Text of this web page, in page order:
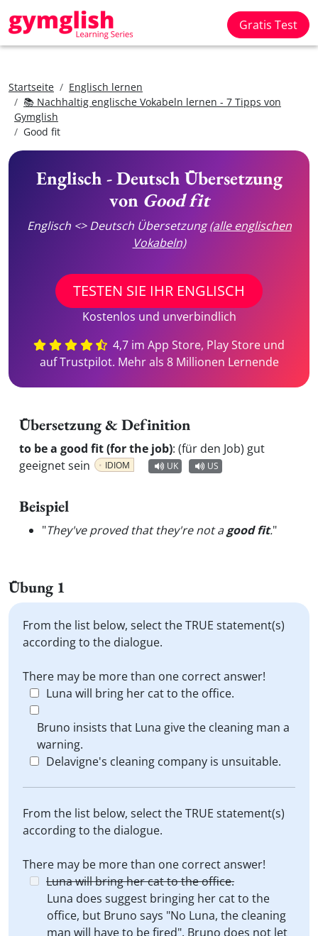
Gratis Test
Startseite
Englisch lernen
📚 Nachhaltig englische Vokabeln lernen - 7 Tipps von
Gymglish
Good fit
Englisch - Deutsch Übersetzung
von Good fit
Englisch <> Deutsch Übersetzung(alle englischen
Vokabeln)
TESTEN SIE IHR ENGLISCH
Kostenlos und unverbindlich
4,7 im App Store, Play Store und
auf Trustpilot. Mehr als 8 Millionen Lernende
Übersetzung & Definition
to be a good fit (for the job): (für den Job) gut
geeignet sein
IDIOM UK US
Beispiel
"They've proved that they're not agood fit."
Übung 1
From the list below, select the TRUE statement(s)
according to the dialogue.
There may be more than one correct answer!
Luna will bring her cat to the office.
Bruno insists that Luna give the cleaning man a
warning.
Delavigne's cleaning company is unsuitable.
From the list below, select the TRUE statement(s)
according to the dialogue.
There may be more than one correct answer!
Luna will bring her cat to the office.
Luna does suggest bringing her cat to the
office, but Bruno says "No Luna, the cleaning
man will have to be fired". Bruno does not let